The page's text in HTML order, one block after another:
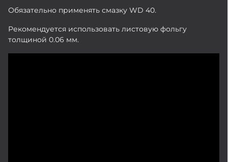
Обязательно применять смазку WD 40.
Рекомендуется использовать листовую фольгу
толщиной 0.06 мм.